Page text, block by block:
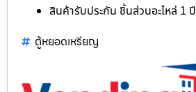
สินค้ารับประกัน ชิ้นส่วนอะไหล่ 1 ปี
ตู้หยอดเหรียญ